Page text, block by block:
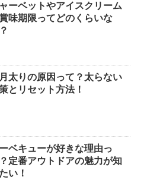
ーベットやアイスクリーム
味期限ってどのくらいな
太りの原因って？太らない
とリセット方法！
ベキューが好きな理由っ
定番アウトドアの魅力が知
い！